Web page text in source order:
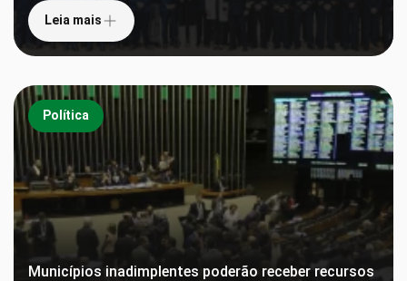
Leia mais
Política
Municípios inadimplentes poderão receber recursos